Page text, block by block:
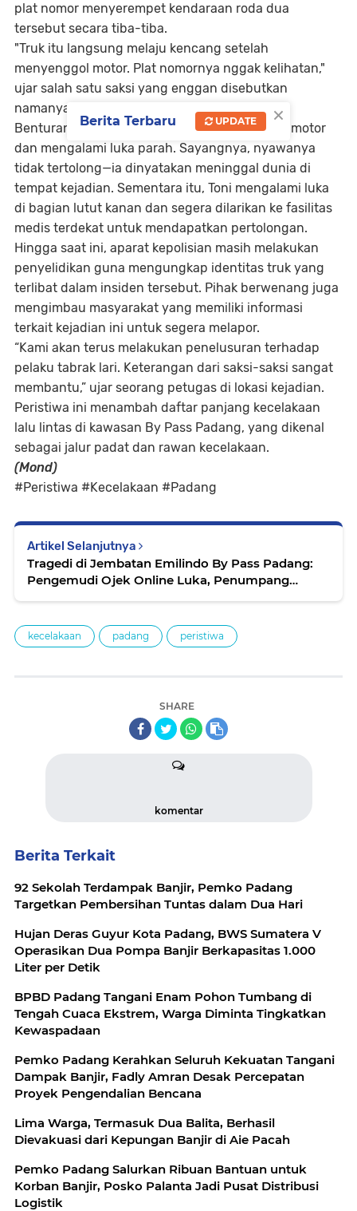
plat nomor menyerempet kendaraan roda dua
tersebut secara tiba-tiba.
"Truk itu langsung melaju kencang setelah
menyenggol motor. Plat nomornya nggak kelihatan,"
ujar salah satu saksi yang enggan disebutkan
namanya.
Benturan keras membuat Hafis terlempar dari motor
dan mengalami luka parah. Sayangnya, nyawanya
tidak tertolong—ia dinyatakan meninggal dunia di
tempat kejadian. Sementara itu, Toni mengalami luka
di bagian lutut kanan dan segera dilarikan ke fasilitas
medis terdekat untuk mendapatkan pertolongan.
Hingga saat ini, aparat kepolisian masih melakukan
penyelidikan guna mengungkap identitas truk yang
terlibat dalam insiden tersebut. Pihak berwenang juga
mengimbau masyarakat yang memiliki informasi
terkait kejadian ini untuk segera melapor.
“Kami akan terus melakukan penelusuran terhadap
pelaku tabrak lari. Keterangan dari saksi-saksi sangat
membantu,” ujar seorang petugas di lokasi kejadian.
Peristiwa ini menambah daftar panjang kecelakaan
lalu lintas di kawasan By Pass Padang, yang dikenal
sebagai jalur padat dan rawan kecelakaan.
(Mond)
#Peristiwa #Kecelakaan #Padang
Artikel Selanjutnya
Tragedi di Jembatan Emilindo By Pass Padang:
Pengemudi Ojek Online Luka, Penumpang
kecelakaan padang peristiwa
SHARE
komentar
Berita Terkait
92 Sekolah Terdampak Banjir, Pemko Padang
Targetkan Pembersihan Tuntas dalam Dua Hari
Hujan Deras Guyur Kota Padang, BWS Sumatera V
Operasikan Dua Pompa Banjir Berkapasitas 1.000
Liter per Detik
BPBD Padang Tangani Enam Pohon Tumbang di
Tengah Cuaca Ekstrem, Warga Diminta Tingkatkan
Kewaspadaan
Pemko Padang Kerahkan Seluruh Kekuatan Tangani
Dampak Banjir, Fadly Amran Desak Percepatan
Proyek Pengendalian Bencana
Lima Warga, Termasuk Dua Balita, Berhasil
Dievakuasi dari Kepungan Banjir di Aie Pacah
Pemko Padang Salurkan Ribuan Bantuan untuk
Korban Banjir, Posko Palanta Jadi Pusat Distribusi
Logistik
×
Berita Terbaru UPDATE